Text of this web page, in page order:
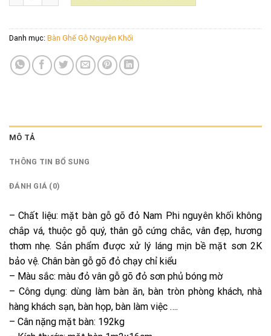
Danh mục: Bàn Ghế Gỗ Nguyên Khối
MÔ TẢ
THÔNG TIN BỔ SUNG
ĐÁNH GIÁ (0)
– Chất liệu: mặt bàn gỗ gõ đỏ Nam Phi nguyên khối không
chắp vá, thuộc gỗ quý, thân gỗ cứng chắc, vân đẹp, hương
thơm nhẹ. Sản phẩm được xử lý láng mịn bề mặt sơn 2K
bảo vệ. Chân bàn gỗ gõ đỏ chạy chỉ kiểu
– Màu sắc: màu đỏ vân gỗ gõ đỏ sơn phủ bóng mờ
– Công dụng: dùng làm bàn ăn, bàn tròn phòng khách, nhà
hàng khách sạn, bàn họp, bàn làm việc ….
– Cân nặng mặt bàn: 192kg